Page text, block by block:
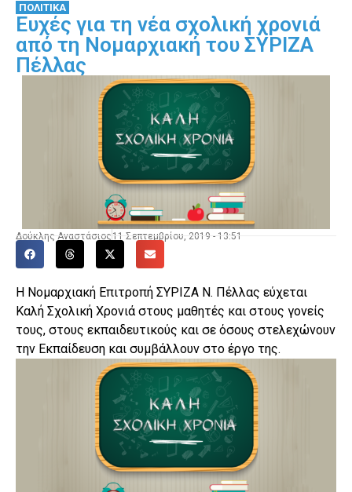
ΠΟΛΙΤΙΚΑ
Ευχές για τη νέα σχολική χρονιά
από τη Νομαρχιακή του ΣΥΡΙΖΑ
Πέλλας
Δούκλης Αναστάσιος 11 Σεπτεμβρίου, 2019 - 13:51
Η Νομαρχιακή Επιτροπή ΣΥΡΙΖΑ Ν. Πέλλας εύχεται
Καλή Σχολική Χρονιά στους μαθητές και στους γονείς
τους, στους εκπαιδευτικούς και σε όσους στελεχώνουν
την Εκπαίδευση και συμβάλλουν στο έργο της.